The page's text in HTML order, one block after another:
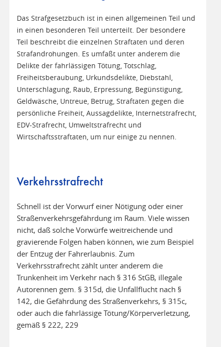
Das Strafgesetzbuch ist in einen allgemeinen Teil und
in einen besonderen Teil unterteilt. Der besondere
Teil beschreibt die einzelnen Straftaten und deren
Strafandrohungen. Es umfaßt unter anderem die
Delikte der fahrlässigen Tötung, Totschlag,
Freiheitsberaubung, Urkundsdelikte, Diebstahl,
Unterschlagung, Raub, Erpressung, Begünstigung,
Geldwäsche, Untreue, Betrug, Straftaten gegen die
persönliche Freiheit, Aussagdelikte, Internetstrafrecht,
EDV-Strafrecht, Umweltstrafrecht und
Wirtschaftsstraftaten, um nur einige zu nennen.
Verkehrsstrafrecht
Schnell ist der Vorwurf einer Nötigung oder einer
Straßenverkehrsgefährdung im Raum. Viele wissen
nicht, daß solche Vorwürfe weitreichende und
gravierende Folgen haben können, wie zum Beispiel
der Entzug der Fahrerlaubnis. Zum
Verkehrsstrafrecht zählt unter anderem die
Trunkenheit im Verkehr nach § 316 StGB, illegale
Autorennen gem. § 315d, die Unfallflucht nach §
142, die Gefährdung des Straßenverkehrs, § 315c,
oder auch die fahrlässige Tötung/Körperverletzung,
gemäß § 222, 229